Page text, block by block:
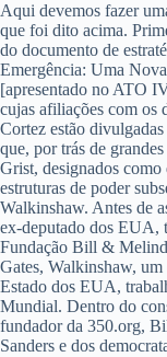
Aqui devemos fazer
que foi dito acima.
do documento de
Emergência: Uma
[apresentado no ATO
cujas afiliações com os
Cortez estão
que, por trás de
Grist, designados como
estruturas de poder
Walkinshaw. Antes de
ex-deputado dos EUA,
Fundação Bill &
Gates, Walkinshaw,
Estado dos EUA,
Mundial. Dentro do
fundador da 350.org,
Sanders e dos